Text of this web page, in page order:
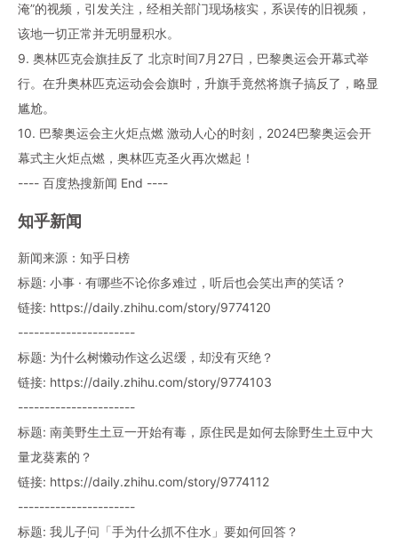
淹”的视频，引发关注，经相关部门现场核实，系误传的旧视频，
该地一切正常并无明显积水。
9. 奥林匹克会旗挂反了 北京时间7月27日，巴黎奥运会开幕式举
行。在升奥林匹克运动会会旗时，升旗手竟然将旗子搞反了，略显
尴尬。
10. 巴黎奥运会主火炬点燃 激动人心的时刻，2024巴黎奥运会开
幕式主火炬点燃，奥林匹克圣火再次燃起！
---- 百度热搜新闻 End ----
知乎新闻
新闻来源：知乎日榜
标题: 小事 · 有哪些不论你多难过，听后也会笑出声的笑话？
链接: https://daily.zhihu.com/story/9774120
----------------------
标题: 为什么树懒动作这么迟缓，却没有灭绝？
链接: https://daily.zhihu.com/story/9774103
----------------------
标题: 南美野生土豆一开始有毒，原住民是如何去除野生土豆中大
量龙葵素的？
链接: https://daily.zhihu.com/story/9774112
----------------------
标题: 我儿子问「手为什么抓不住水」要如何回答？